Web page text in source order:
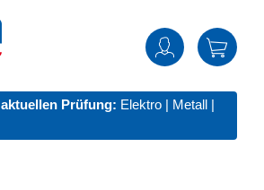
Prüfung: Elektro | Metall |